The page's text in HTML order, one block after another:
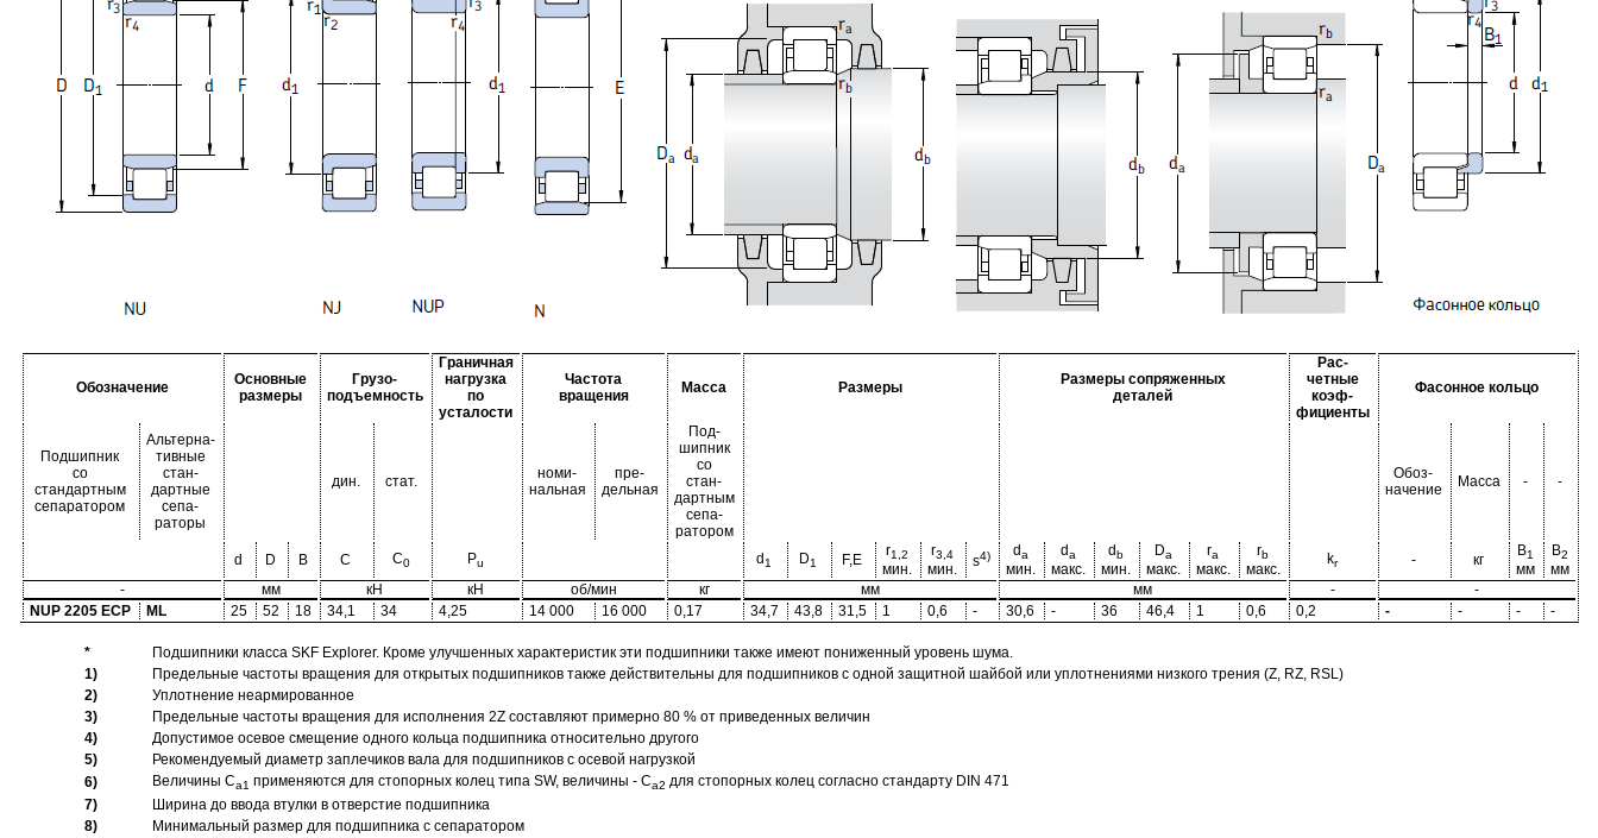
Обозначение
Основные
размеры
Грузо-
подъемность
Граничная
нагрузка
по
усталости
Частота
вращения
Масса Размеры
Размеры сопряженных
деталей
Рас-
четные
коэф-
фициенты
Фасонное кольцо
Подшипник
со
стандартным
сепаратором
Альтерна-
тивные
стан-
дартные
сепа-
раторы
дин. стат.
номи-
нальная
пре-
дельная
Под-
шипник
со
стан-
дартным
сепа-
ратором
Обоз-
начение
Масса - -
d D B C C0 Pu d1 D1 F,E
r1,2
мин.
r3,4
мин.
s4) da
мин.
da
макс.
d b
мин.
Da
макс.
ra
макс.
rb
макс.
kr - кг
B1
мм
B2
мм
-
мм кН кН об/мин кг мм мм -
-
NUP 2205 ECP
ML 25 52 18 34,1 34 4,25 14 000 16 000 0,17 34,7 43,8 31,5 1 0,6 - 30,6 - 36 46,4 1 0,6 0,2 - - - -
*
Подшипники класса SKF Explorer. Кроме улучшенных характеристик эти подшипники также имеют пониженный уровень шума.
1)
Предельные частоты вращения для открытых подшипников также действительны для подшипников с одной защитной шайбой или уплотнениями низкого трения (Z, RZ, RSL)
2)
Уплотнение неармированное
3)
Предельные частоты вращения для исполнения 2Z составляют примерно 80 % от приведенных величин
4)
Допустимое осевое смещение одного кольца подшипника относительно другого
5)
Рекомендуемый диаметр заплечиков вала для подшипников с осевой нагрузкой
6)
Величины Ca1 применяются для стопорных колец типа SW, величины - Ca2 для стопорных колец согласно стандарту DIN 471
7)
Ширина до ввода втулки в отверстие подшипника
8)
Минимальный размер для подшипника с сепаратором